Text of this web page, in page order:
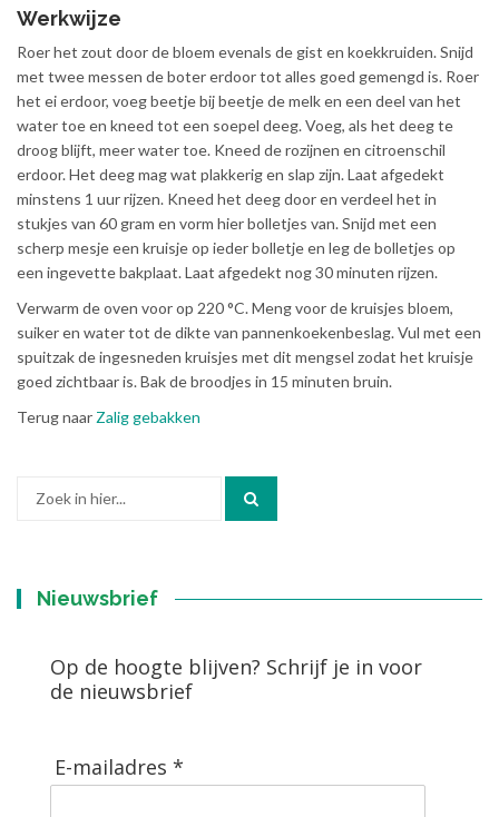
Werkwijze
Roer het zout door de bloem evenals de gist en koekkruiden. Snijd
met twee messen de boter erdoor tot alles goed gemengd is. Roer
het ei erdoor, voeg beetje bij beetje de melk en een deel van het
water toe en kneed tot een soepel deeg. Voeg, als het deeg te
droog blijft, meer water toe. Kneed de rozijnen en citroenschil
erdoor. Het deeg mag wat plakkerig en slap zijn. Laat afgedekt
minstens 1 uur rijzen. Kneed het deeg door en verdeel het in
stukjes van 60 gram en vorm hier bolletjes van. Snijd met een
scherp mesje een kruisje op ieder bolletje en leg de bolletjes op
een ingevette bakplaat. Laat afgedekt nog 30 minuten rijzen.
Verwarm de oven voor op 220 °C. Meng voor de kruisjes bloem,
suiker en water tot de dikte van pannenkoekenbeslag. Vul met een
spuitzak de ingesneden kruisjes met dit mengsel zodat het kruisje
goed zichtbaar is. Bak de broodjes in 15 minuten bruin.
Terug naar Zalig gebakken
Nieuwsbrief
Op de hoogte blijven? Schrijf je in voor
de nieuwsbrief
E-mailadres *